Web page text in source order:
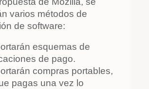
varios métodos de
de software:
esquemas de
de pago.
compras portables,
pagas una vez lo